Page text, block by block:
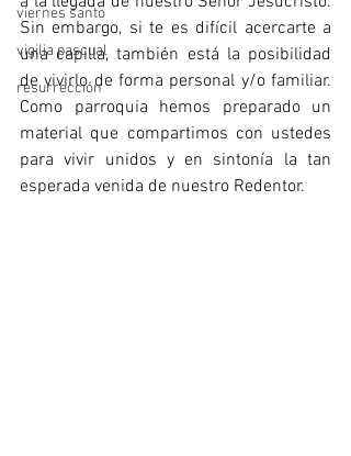
viernes santo
vigilia pascual
resurrección
Sin embargo, si te es difícil acercarte a
una capilla, también está la posibilidad
de vivirlo de forma personal y/o familiar.
Como parroquia hemos preparado un
material que compartimos con ustedes
para vivir unidos y en sintonía la tan
esperada venida de nuestro Redentor.